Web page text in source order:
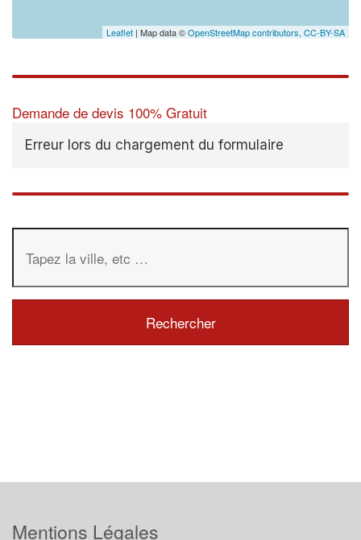
Leaflet | Map data ©OpenStreetMap contributors, CC-BY-SA
Demande de devis 100% Gratuit
Erreur lors du chargement du formulaire
Mentions Légales